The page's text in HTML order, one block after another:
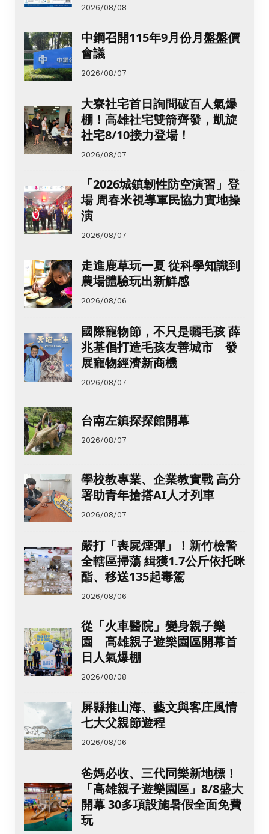
2026/08/08
中鋼召開115年9月份月盤盤價
會議
2026/08/07
大寮社宅首日詢問破百人氣爆
棚！高雄社宅雙箭齊發，凱旋
社宅8/10接力登場！
2026/08/07
「2026城鎮韌性防空演習」登
場 周春米視導軍民協力實地操
演
2026/08/07
走進鹿草玩一夏 從科學知識到
農場體驗玩出新鮮感
2026/08/06
國際寵物節，不只是曬毛孩 薛
兆基倡打造毛孩友善城市 發
展寵物經濟新商機
2026/08/07
台南左鎮探探館開幕
2026/08/07
學校教專業、企業教實戰 高分
署助青年搶搭AI人才列車
2026/08/07
嚴打「喪屍煙彈」！新竹檢警
全轄區掃蕩 緝獲1.7公斤依托咪
酯、移送135起毒駕
2026/08/06
從「火車醫院」變身親子樂
園 高雄親子遊樂園區開幕首
日人氣爆棚
2026/08/08
屏縣推山海、藝文與客庄風情
七大父親節遊程
2026/08/06
爸媽必收、三代同樂新地標！
「高雄親子遊樂園區」8/8盛大
開幕 30多項設施暑假全面免費
玩